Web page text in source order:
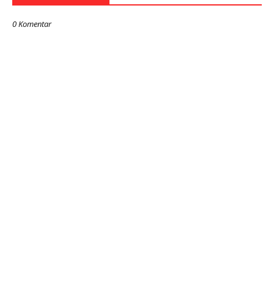
0 Komentar